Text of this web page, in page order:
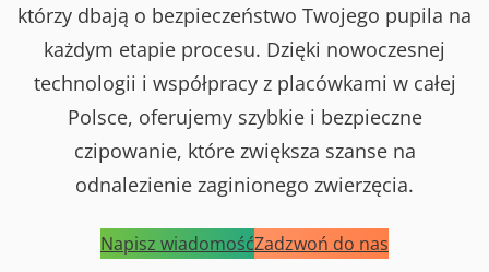
którzy dbają o bezpieczeństwo Twojego pupila na
każdym etapie procesu. Dzięki nowoczesnej
technologii i współpracy z placówkami w całej
Polsce, oferujemy szybkie i bezpieczne
czipowanie, które zwiększa szanse na
odnalezienie zaginionego zwierzęcia.
Napisz wiadomośćZadzwoń do nas